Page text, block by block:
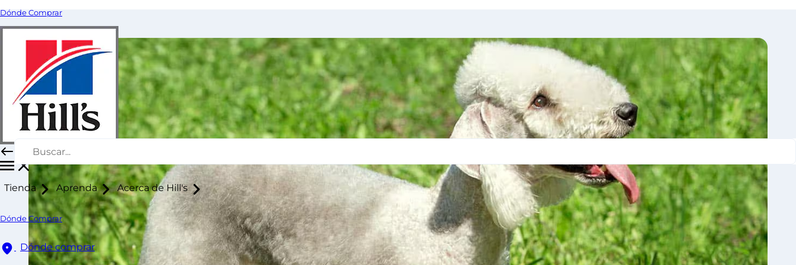
Dónde Comprar
Tienda Aprenda Acerca de Hill's
Dónde Comprar
Dónde comprar